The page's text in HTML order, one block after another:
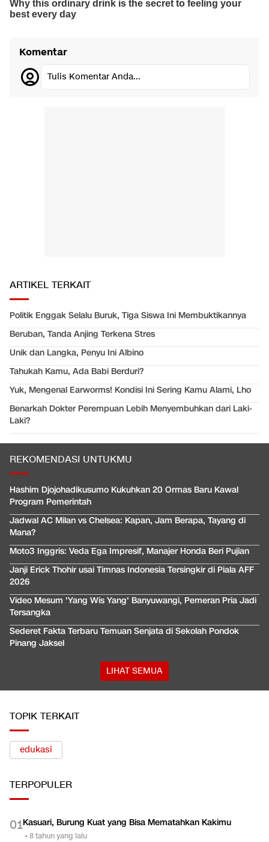
Komentar
Tulis Komentar Anda...
ARTIKEL TERKAIT
Politik Enggak Selalu Buruk, Tiga Siswa Ini Membuktikannya
Beruban, Tanda Anjing Terkena Stres
Unik dan Langka, Penyu Ini Albino
Tahukah Kamu, Ada Babi Berduri?
Yuk, Mengenal Earworms! Kondisi Ini Sering Kamu Alami, Lho
Benarkah Dokter Perempuan Lebih Menyembuhkan dari Laki-
Laki?
REKOMENDASI UNTUKMU
Hashim Djojohadikusumo Kukuhkan 20 Ormas Baru Kawal
Program Pemerintah
Jadwal AC Milan vs Chelsea: Kapan, Jam Berapa, Tayang di
Mana?
Moto3 Inggris: Veda Ega Impresif, Manajer Honda Beri Pujian
Janji Erick Thohir usai Timnas Indonesia Tersingkir di Piala AFF
2026
Video Mesum 'Yang Wis Yang' Banyuwangi, Pemeran Pria Jadi
Tersangka
Sederet Fakta Terbaru Temuan Senjata di Sekolah Pondok
Pinang Jaksel
LIHAT SEMUA
TOPIK TERKAIT
edukasi
TERPOPULER
01Kasuari, Burung Kuat yang Bisa Mematahkan Kakimu
•8 tahun yang lalu